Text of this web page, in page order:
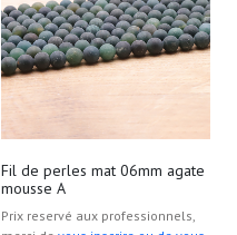
Fil de perles mat 06mm agate
mousse A
Prix reservé aux professionnels,